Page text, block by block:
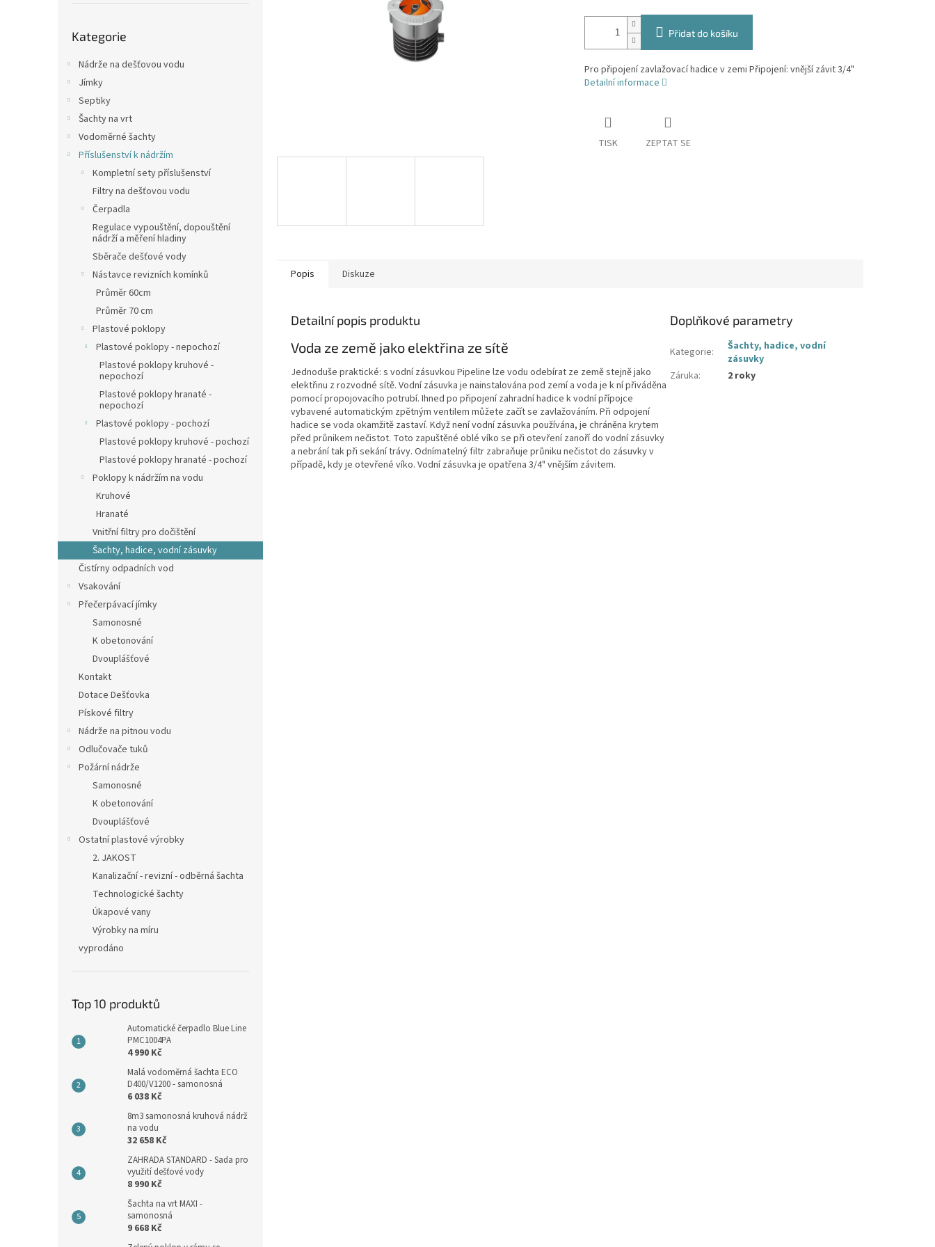
kategorie
Kategorie
Nádrže na dešťovou vodu
Jímky
Septiky
Šachty na vrt
Vodoměrné šachty
Příslušenství k nádržím
Kompletní sety příslušenství
Filtry na dešťovou vodu
Čerpadla
Regulace vypouštění, dopouštění
nádrží a měření hladiny
Sběrače dešťové vody
Nástavce revizních komínků
Průměr 60cm
Průměr 70 cm
Plastové poklopy
Plastové poklopy - nepochozí
Plastové poklopy kruhové -
nepochozí
Plastové poklopy hranaté -
nepochozí
Plastové poklopy - pochozí
Plastové poklopy kruhové - pochozí
Plastové poklopy hranaté - pochozí
Poklopy k nádržím na vodu
Kruhové
Hranaté
Vnitřní filtry pro dočištění
Šachty, hadice, vodní zásuvky
Čistírny odpadních vod
Vsakování
Přečerpávací jímky
Samonosné
K obetonování
Dvouplášťové
Kontakt
Dotace Dešťovka
Pískové filtry
Nádrže na pitnou vodu
Odlučovače tuků
Požární nádrže
Samonosné
K obetonování
Dvouplášťové
Ostatní plastové výrobky
2. JAKOST
Kanalizační - revizní - odběrná šachta
Technologické šachty
Úkapové vany
Výrobky na míru
vyprodáno
Top 10 produktů
Automatické čerpadlo Blue Line
PMC1004PA
4 990 Kč
Malá vodoměrná šachta ECO
D400/V1200 - samonosná
6 038 Kč
8m3 samonosná kruhová nádrž
na vodu
32 658 Kč
ZAHRADA STANDARD - Sada pro
využití dešťové vody
8 990 Kč
Šachta na vrt MAXI -
samonosná
9 668 Kč
Přidat do košíku
Pro připojení zavlažovací hadice v zemi Připojení: vnější závit 3/4"
Detailní informace
TISK ZEPTAT SE
Popis Diskuze
Detailní popis produktu
Voda ze země jako elektřina ze sítě
Jednoduše praktické: s vodní zásuvkou Pipeline lze vodu odebírat ze země stejně jako
elektřinu z rozvodné sítě. Vodní zásuvka je nainstalována pod zemí a voda je k ní přiváděna
pomocí propojovacího potrubí. Ihned po připojení zahradní hadice k vodní přípojce
vybavené automatickým zpětným ventilem můžete začít se zavlažováním. Při odpojení
hadice se voda okamžitě zastaví. Když není vodní zásuvka používána, je chráněna krytem
před průnikem nečistot. Toto zapuštěné oblé víko se při otevření zanoří do vodní zásuvky
a nebrání tak při sekání trávy. Odnímatelný filtr zabraňuje průniku nečistot do zásuvky v
případě, kdy je otevřené víko. Vodní zásuvka je opatřena 3/4" vnějším závitem.
Doplňkové parametry
Kategorie:
Šachty, hadice, vodní
zásuvky
Záruka: 2 roky